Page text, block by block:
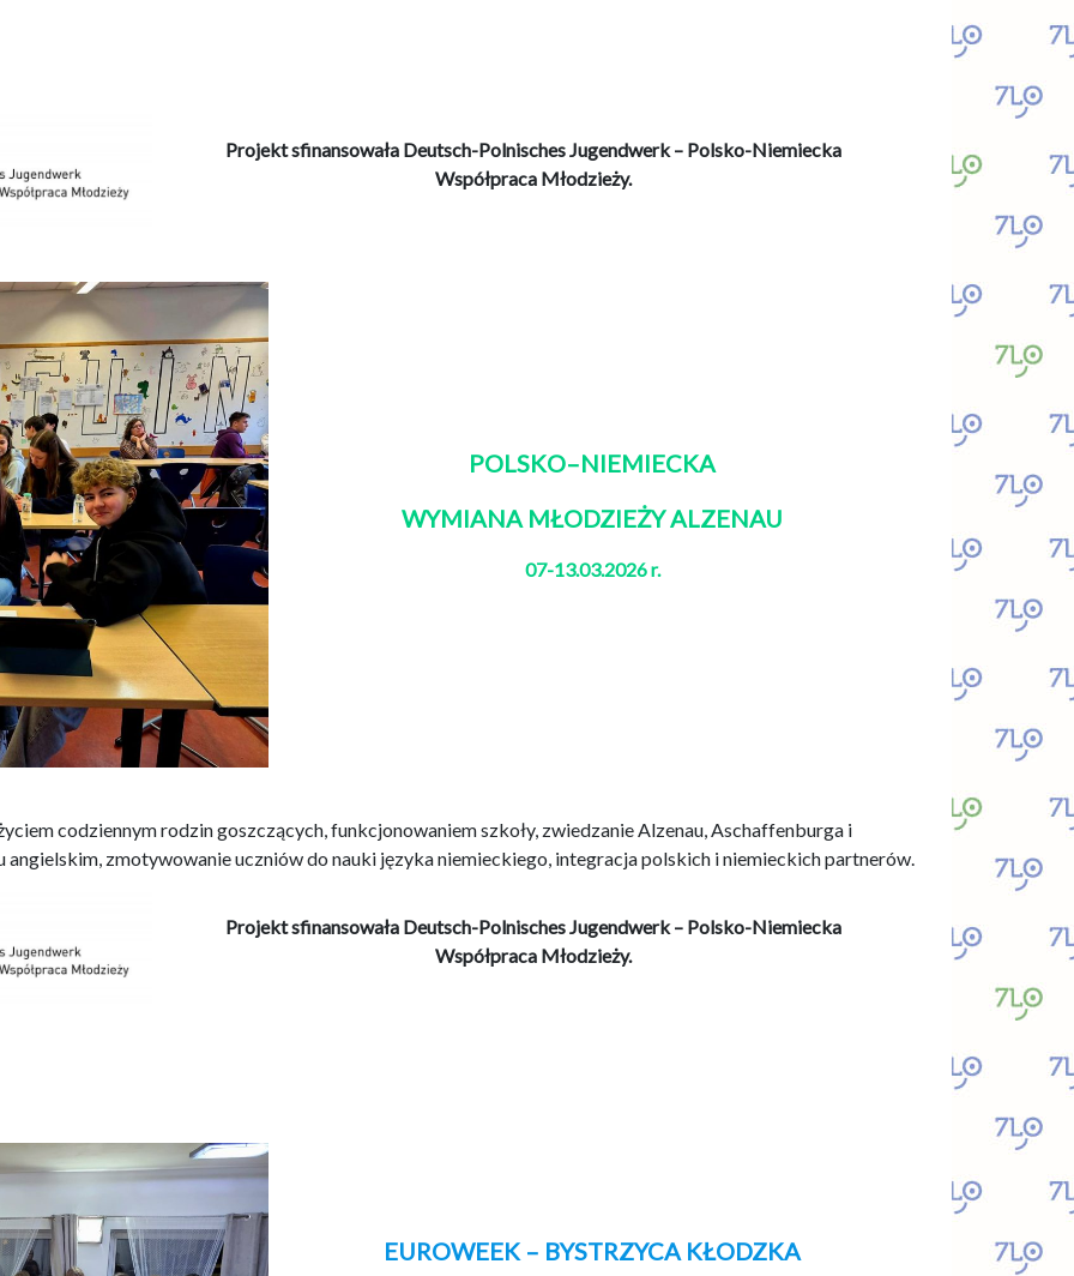
Projekt sfinansowała Deutsch-Polnisches Jugendwerk – Polsko-Niemiecka
Współpraca Młodzieży.
POLSKO–NIEMIECKA
WYMIANA MŁODZIEŻY ALZENAU
07-13.03.2026 r.
codziennym rodzin goszczących, funkcjonowaniem szkoły, zwiedzanie Alzenau, Aschaffenburga i
zmotywowanie uczniów do nauki języka niemieckiego, integracja polskich i niemieckich partnerów.
Projekt sfinansowała Deutsch-Polnisches Jugendwerk – Polsko-Niemiecka
Współpraca Młodzieży.
EUROWEEK – BYSTRZYCA KŁODZKA